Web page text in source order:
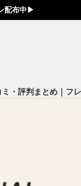
配布中▶︎
ミ・評判まとめ｜フ